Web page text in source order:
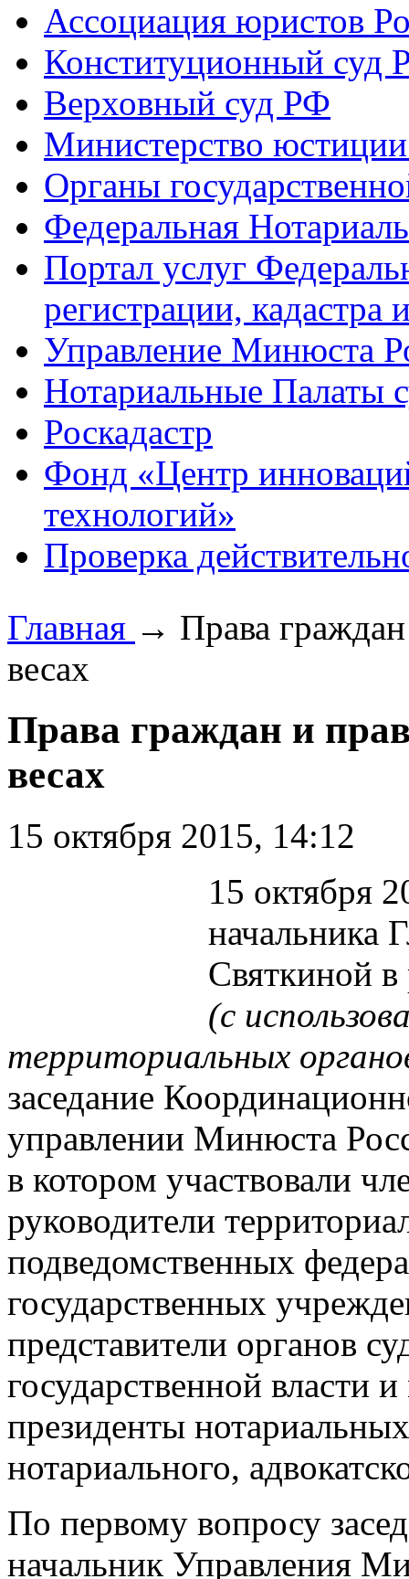
Ассоциация юристов
Конституционный суд
Верховный суд РФ
Министерство
Органы
Федеральная
Портал услуг
регистрации, кадастра
Управление Минюста
Нотариальные Палаты
Роскадастр
Фонд «Центр
технологий»
Проверка
Главная → Права
весах
Права граждан и
весах
15 октября 2015, 14:12
15 октября
начальника
Святкиной
(с
территориальных
заседание
управлении Минюста
в котором участвовали
руководители
подведомственных
государственных
представители органов
государственной власти
президенты
нотариального,
По первому вопросу
начальник Управления